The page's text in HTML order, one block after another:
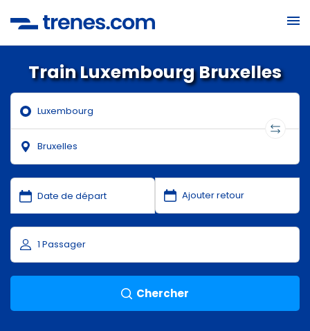
Train Luxembourg Bruxelles
Chercher